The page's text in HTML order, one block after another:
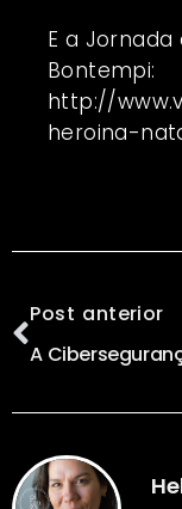
E a
Bontempi:
http://
heroina-
Post anterior